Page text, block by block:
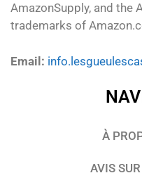
AmazonSupply, and the
trademarks of
Email:
À
AVIS